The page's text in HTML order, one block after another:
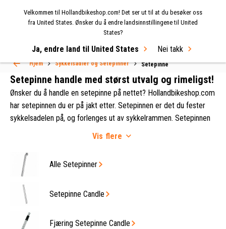
Select Language▼
Velkommen til Hollandbikeshop.com! Det ser ut til at du besøker oss
fra United States. Ønsker du å endre landsinnstillingene til United
States?
Ja, endre land til United States Nei takk
Hjem Sykkelsadler og Setepinner Setepinne
Setepinne handle med størst utvalg og rimeligst!
Ønsker du å handle en setepinne på nettet? Hollandbikeshop.com
har setepinnen du er på jakt etter. Setepinnen er det du fester
sykkelsadelen på, og forlenges ut av sykkelrammen. Setepinnen
lar deg avgjøre nøyaktig høyde og vinkel på sadelen. I vårt brede
Hollandbikeshop.com, finner du setepinnen du trenger til sykkelen
Vis flere
Alle Setepinner
Setepinne Candle
Fjæring Setepinne Candle